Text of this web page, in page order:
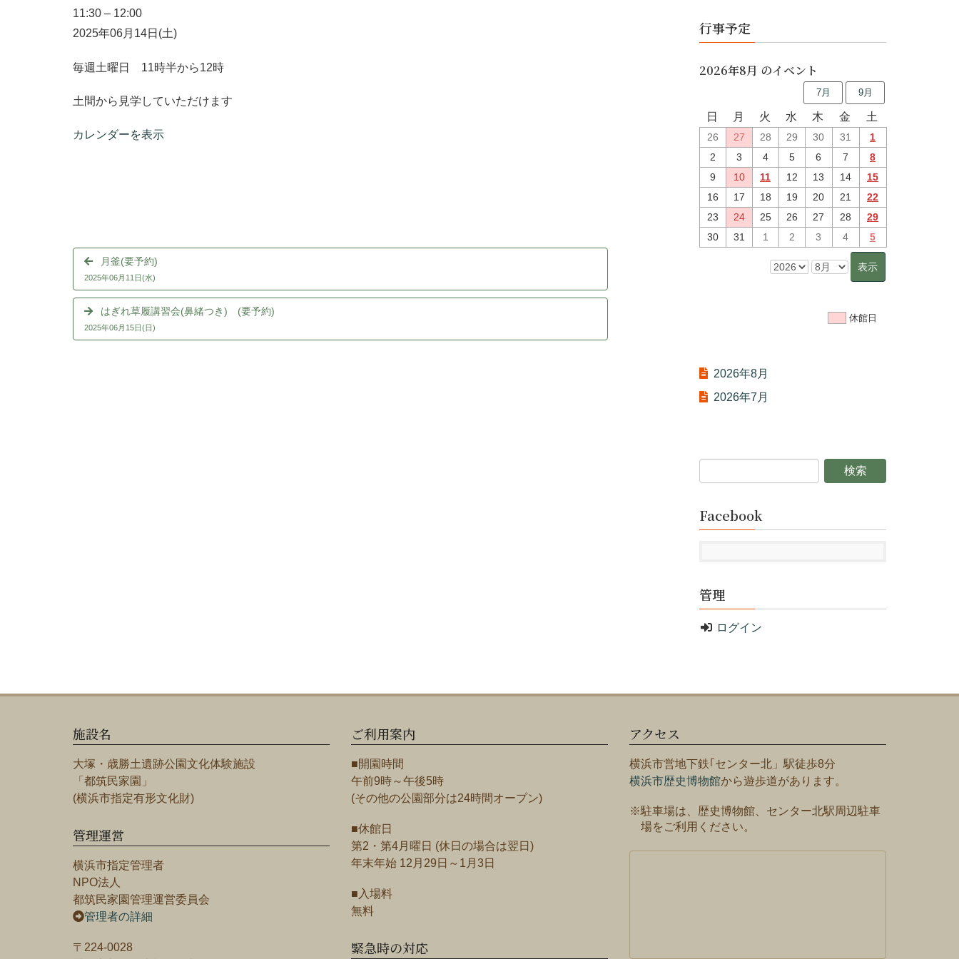
11:30 – 12:00
2025年06月14日(土)
毎週土曜日 11時半から12時
土間から見学していただけます
カレンダーを表示
月釜(要予約)
2025年06月11日(水)
はぎれ草履講習会(鼻緒つき) (要予約)
2025年06月15日(日)
行事予定
2026年8月 のイベント
7月 9月
日 月 火 水 木 金 土
26 27 28 29 30 31
1
2
3 4 5 6 7
8
9
10 11 12 13 14
15
16
17 18 19 20 21
22
23
24 25 26 27 28
29
30
31 1 2 3 4 5
休館日
2026年8月
2026年7月
Facebook
管理
ログイン
施設名
大塚・歳勝土遺跡公園文化体験施設
「都筑民家園」
(横浜市指定有形文化財)
管理運営
横浜市指定管理者
NPO法人
都筑民家園管理運営委員会
管理者の詳細
〒224-0028
ご利用案内
■開園時間
午前9時～午後5時
(その他の公園部分は24時間オープン)
■休館日
第2・第4月曜日 (休日の場合は翌日)
年末年始 12月29日～1月3日
■入場料
無料
緊急時の対応
アクセス
横浜市営地下鉄｢センター北」駅徒歩8分
横浜市歴史博物館から遊歩道があります。
※駐車場は、歴史博物館、センター北駅周辺駐車
場をご利用ください。